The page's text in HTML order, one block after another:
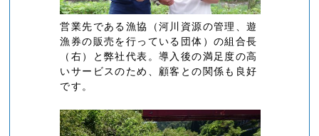
営業先である漁協（河川資源の管理、遊
漁券の販売を行っている団体）の組合長
（右）と弊社代表。導入後の満足度の高
いサービスのため、顧客との関係も良好
です。